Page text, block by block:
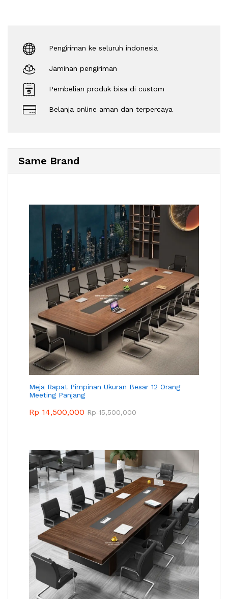
Pengiriman ke seluruh indonesia
Jaminan pengiriman
Pembelian produk bisa di custom
Belanja online aman dan terpercaya
Same Brand
Meja Rapat Pimpinan Ukuran Besar 12 Orang
Meeting Panjang
Rp 14,500,000 Rp15,500,000